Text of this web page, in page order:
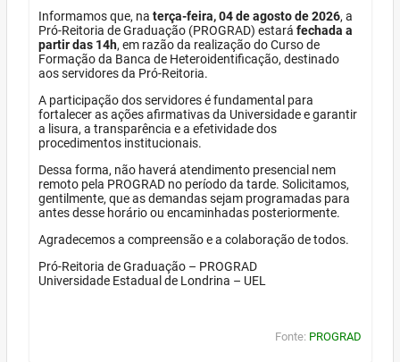
Informamos que, na terça-feira, 04 de agosto de 2026, a
Pró-Reitoria de Graduação (PROGRAD) estará fechada a
partir das 14h, em razão da realização do Curso de
Formação da Banca de Heteroidentificação, destinado
aos servidores da Pró-Reitoria.
A participação dos servidores é fundamental para
fortalecer as ações afirmativas da Universidade e garantir
a lisura, a transparência e a efetividade dos
procedimentos institucionais.
Dessa forma, não haverá atendimento presencial nem
remoto pela PROGRAD no período da tarde. Solicitamos,
gentilmente, que as demandas sejam programadas para
antes desse horário ou encaminhadas posteriormente.
Agradecemos a compreensão e a colaboração de todos.
Pró-Reitoria de Graduação – PROGRAD
Universidade Estadual de Londrina – UEL
Fonte: PROGRAD